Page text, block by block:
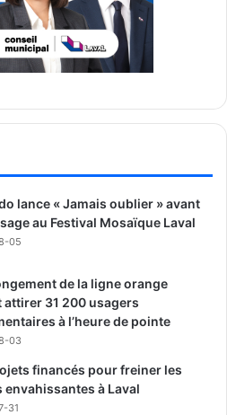
Laval mise sur
par son Plan d’action
(SBEC) 2024–2026. En
12 à 35 ans à travers des
collaboration avec Services aux
, porté par le Comité
la délinquance, la
tout en créant des
Laval
lance « Jamais oublier » avant
au Festival Mosaïque Laval
05
de la ligne orange
31 200 usagers
à l’heure de pointe
03
financés pour freiner les
envahissantes à Laval
31